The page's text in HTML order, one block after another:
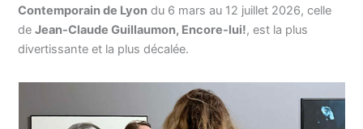
Contemporain de Lyon du 6 mars au 12 juillet 2026, celle
deJean-Claude Guillaumon, Encore-lui!, est la plus
divertissante et la plus décalée.